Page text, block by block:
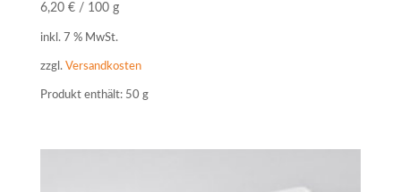
6,20 €/ 100 g
inkl. 7 % MwSt.
zzgl. Versandkosten
Produkt enthält: 50 g